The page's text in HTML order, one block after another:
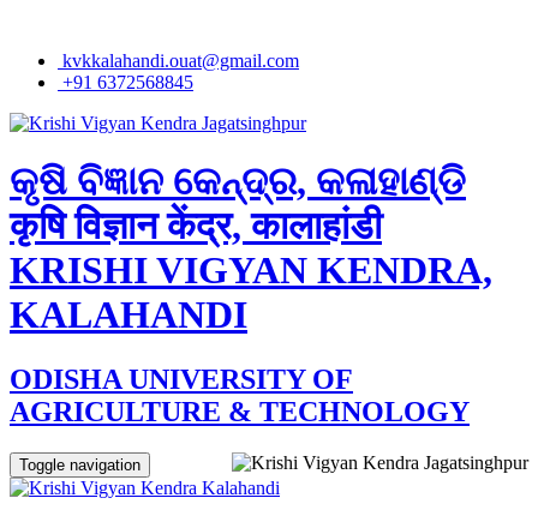
kvkkalahandi.ouat@gmail.com
+91 6372568845
କୃଷି ବିଜ୍ଞାନ କେନ୍ଦ୍ର, କଳାହାଣ୍ଡି
कृषि विज्ञान केंद्र, कालाहांडी
KRISHI VIGYAN KENDRA,
KALAHANDI
ODISHA UNIVERSITY OF
AGRICULTURE & TECHNOLOGY
Toggle navigation